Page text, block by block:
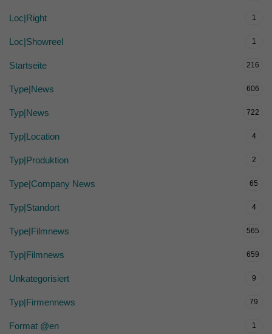
Loc|Right 1
Loc|Showreel 1
Startseite 216
Type|News 606
Typ|News 722
Typ|Location 4
Typ|Produktion 2
Type|Company News 65
Typ|Standort 4
Type|Filmnews 565
Typ|Filmnews 659
Unkategorisiert 9
Typ|Firmennews 79
Format @en 1